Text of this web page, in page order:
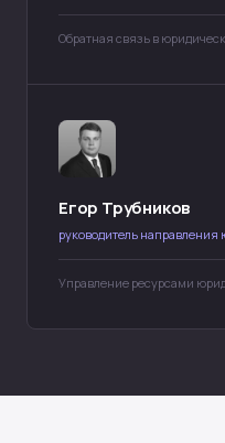
Обратная связь в
Егор Трубников
руководитель
Управление ресурсами